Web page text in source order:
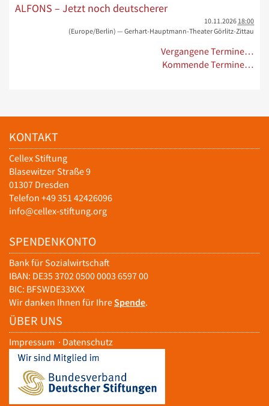
ALFONS – Jetzt noch deutscherer
10.11.2026 18:00
(Europe/Berlin) — Gerhart-Hauptmann-Theater Görlitz-Zittau
Vergangene Termine…
Kommende Termine…
KONTAKT
Cellex Stiftung
Blasewitzer Straße 9
01307 Dresden
Telefon +49 351 42426096
info@cellex-stiftung.org
SPENDENKONTO
Bank für Sozialwirtschaft
IBAN: DE35 3702 0500 0003 6597 00
BIC: BFSWDE33XXX
Wir danken Ihnen für IhreSpende.
ÜBER UNS
Impressum · Datenschutz